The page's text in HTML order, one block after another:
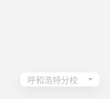
呼和浩特分校